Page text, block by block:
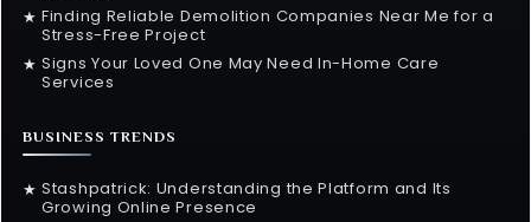
★ Finding Reliable Demolition Companies Near Me for a
Stress-Free Project
★ Signs Your Loved One May Need In-Home Care
Services
BUSINESS TRENDS
★ Stashpatrick: Understanding the Platform and Its
Growing Online Presence